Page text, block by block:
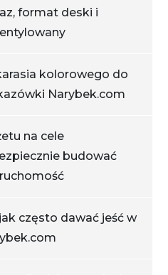
format deski i
kolorowego do
Narybek.com
na cele
budować
często dawać jeść w